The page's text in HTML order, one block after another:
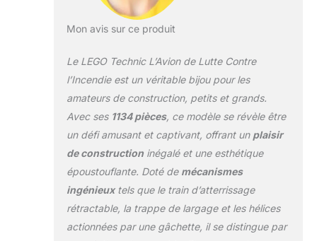
fonctionne, ouvrir la
les éléments d'eau
éteindre les
incendies comme
de vrais pompiers !
Inspiré des
véritables avions
jouet, les enfants
peuvent l'exposer
dans leur chambre
comme décoration
d'intérieur jusqu'à la
Mon avis sur ce produit
Le LEGO Technic L’Avion de Lutte Contre
l’Incendie est un véritable bijou pour les
amateurs de construction, petits et grands.
Avec ses 1134 pièces, ce modèle se révèle être
un défi amusant et captivant, offrant un plaisir
de constructioninégalé et une esthétique
époustouflante. Doté de mécanismes
ingénieuxtels que le train d’atterrissage
rétractable, la trappe de largage et les hélices
actionnées par une gâchette, il se distingue par